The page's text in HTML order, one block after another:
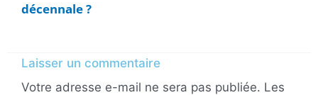
décennale ?
Laisser un commentaire
Votre adresse e-mail ne sera pas publiée. Les